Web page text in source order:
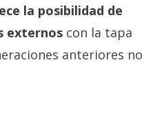
la posibilidad de
externos con la tapa
anteriores no